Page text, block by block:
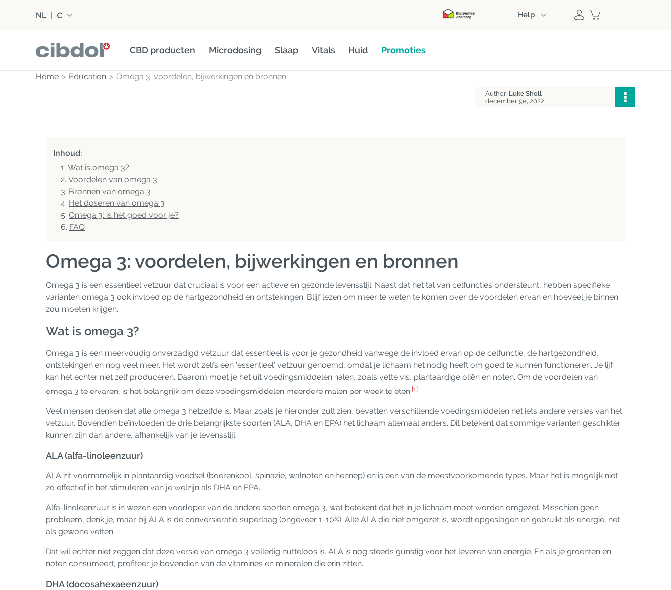
NL | € Help
CBD producten Microdosing Slaap Vitals Huid Promoties
Home Education Omega 3: voordelen, bijwerkingen en bronnen
Author: Luke Sholl
december 9e, 2022
Inhoud:
Wat is omega 3?
Voordelen van omega 3
Bronnen van omega 3
Het doseren van omega 3
Omega 3: is het goed voor je?
FAQ
Omega 3: voordelen, bijwerkingen en bronnen
Omega 3 is een essentieel vetzuur dat cruciaal is voor een actieve en gezonde levensstijl. Naast dat het tal van celfuncties ondersteunt, hebben specifieke
varianten omega 3 ook invloed op de hartgezondheid en ontstekingen. Blijf lezen om meer te weten te komen over de voordelen ervan en hoeveel je binnen
zou moeten krijgen.
Wat is omega 3?
Omega 3 is een meervoudig onverzadigd vetzuur dat essentieel is voor je gezondheid vanwege de invloed ervan op de celfunctie, de hartgezondheid,
ontstekingen en nog veel meer. Het wordt zelfs een 'essentieel' vetzuur genoemd, omdat je lichaam het nodig heeft om goed te kunnen functioneren. Je lijf
kan het echter niet zelf produceren. Daarom moet je het uit voedingsmiddelen halen, zoals vette vis, plantaardige oliën en noten. Om de voordelen van
omega 3 te ervaren, is het belangrijk om deze voedingsmiddelen meerdere malen per week te eten.[1]
Veel mensen denken dat alle omega 3 hetzelfde is. Maar zoals je hieronder zult zien, bevatten verschillende voedingsmiddelen net iets andere versies van het
vetzuur. Bovendien beïnvloeden de drie belangrijkste soorten (ALA, DHA en EPA) het lichaam allemaal anders. Dit betekent dat sommige varianten geschikter
kunnen zijn dan andere, afhankelijk van je levensstijl.
ALA (alfa-linoleenzuur)
ALA zit voornamelijk in plantaardig voedsel (boerenkool, spinazie, walnoten en hennep) en is een van de meestvoorkomende types. Maar het is mogelijk niet
zo effectief in het stimuleren van je welzijn als DHA en EPA.
Alfa-linoleenzuur is in wezen een voorloper van de andere soorten omega 3, wat betekent dat het in je lichaam moet worden omgezet. Misschien geen
probleem, denk je, maar bij ALA is de conversieratio superlaag (ongeveer 1-10%). Alle ALA die niet omgezet is, wordt opgeslagen en gebruikt als energie, net
als gewone vetten.
Dat wil echter niet zeggen dat deze versie van omega 3 volledig nutteloos is. ALA is nog steeds gunstig voor het leveren van energie. En als je groenten en
noten consumeert, profiteer je bovendien van de vitamines en mineralen die erin zitten.
DHA (docosahexaeenzuur)